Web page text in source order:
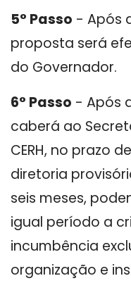
5° Passo - Após
proposta será
do Governador.
6° Passo - Após
caberá ao
CERH, no prazo
diretoria
seis meses,
igual período a
incumbência
organização e